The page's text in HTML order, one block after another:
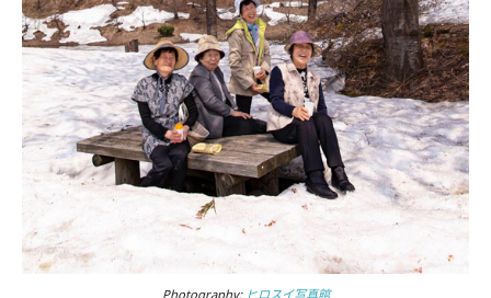
Photography: ヒロスイ写真館